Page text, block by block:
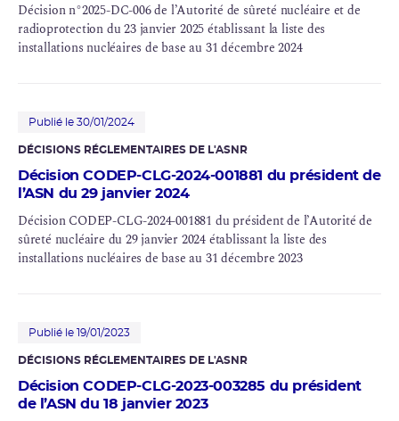
Décision n°2025-DC-006 de l’Autorité de sûreté nucléaire et de
radioprotection du 23 janvier 2025 établissant la liste des
installations nucléaires de base au 31 décembre 2024
Publié le 30/01/2024
DÉCISIONS RÉGLEMENTAIRES DE L'ASNR
Décision CODEP-CLG-2024-001881 du président de
l’ASN du 29 janvier 2024
Décision CODEP-CLG-2024-001881 du président de l’Autorité de
sûreté nucléaire du 29 janvier 2024 établissant la liste des
installations nucléaires de base au 31 décembre 2023
Publié le 19/01/2023
DÉCISIONS RÉGLEMENTAIRES DE L'ASNR
Décision CODEP-CLG-2023-003285 du président
de l’ASN du 18 janvier 2023